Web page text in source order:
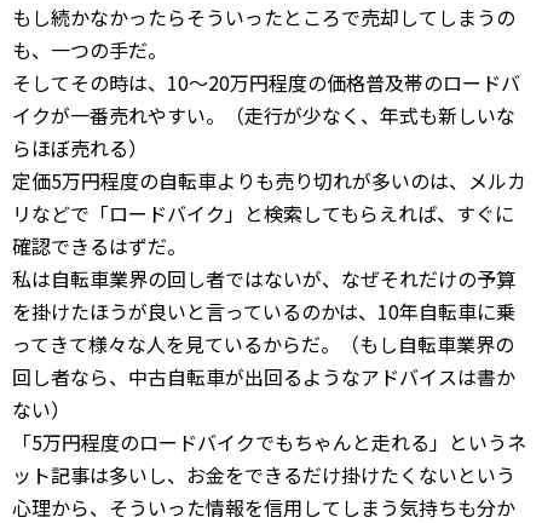
もし続かなかったらそういったところで売却してしまうの
も、一つの手だ。
そしてその時は、10～20万円程度の価格普及帯のロードバ
イクが一番売れやすい。（走行が少なく、年式も新しいな
らほぼ売れる）
定価5万円程度の自転車よりも売り切れが多いのは、メルカ
リなどで「ロードバイク」と検索してもらえれば、すぐに
確認できるはずだ。
私は自転車業界の回し者ではないが、なぜそれだけの予算
を掛けたほうが良いと言っているのかは、10年自転車に乗
ってきて様々な人を見ているからだ。（もし自転車業界の
回し者なら、中古自転車が出回るようなアドバイスは書か
ない）
「5万円程度のロードバイクでもちゃんと走れる」というネ
ット記事は多いし、お金をできるだけ掛けたくないという
心理から、そういった情報を信用してしまう気持ちも分か